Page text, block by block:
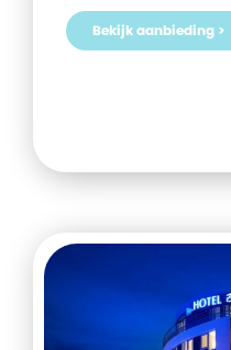
Bekijk aanbieding >